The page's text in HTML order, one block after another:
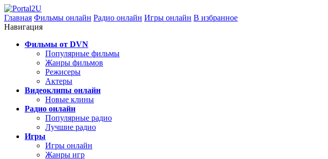
Главная Фильмы онлайн Радио онлайн Игры онлайн В избранное
Навигация
Фильмы от DVN
Популярные фильмы
Жанры фильмов
Режисеры
Актеры
Видеоклипы онлайн
Новые клины
Радио онлайн
Популярные радио
Лучшие радио
Игры
Игры онлайн
Жанры игр